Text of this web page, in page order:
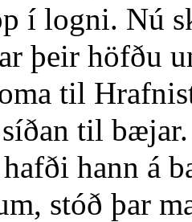
í logni. Nú
þeir höfðu
til
til
hann á
stóð þar